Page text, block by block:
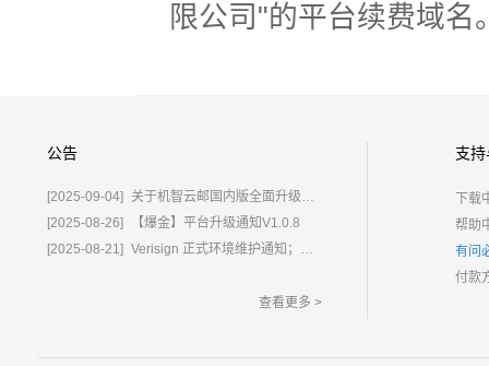
限公司"的平台续费域名
公告
[2025-09-04]
关于机智云邮国内版全面升级为%E2%80%9C鲸炫邮%E2%80%9D的通知
[2025-08-26]
【爆金】平台升级通知V1.0.8
[2025-08-21] Verisign 正式环境维护通知；含域名.com/.net
查看更多 >
支
下载
帮助
有问
付款